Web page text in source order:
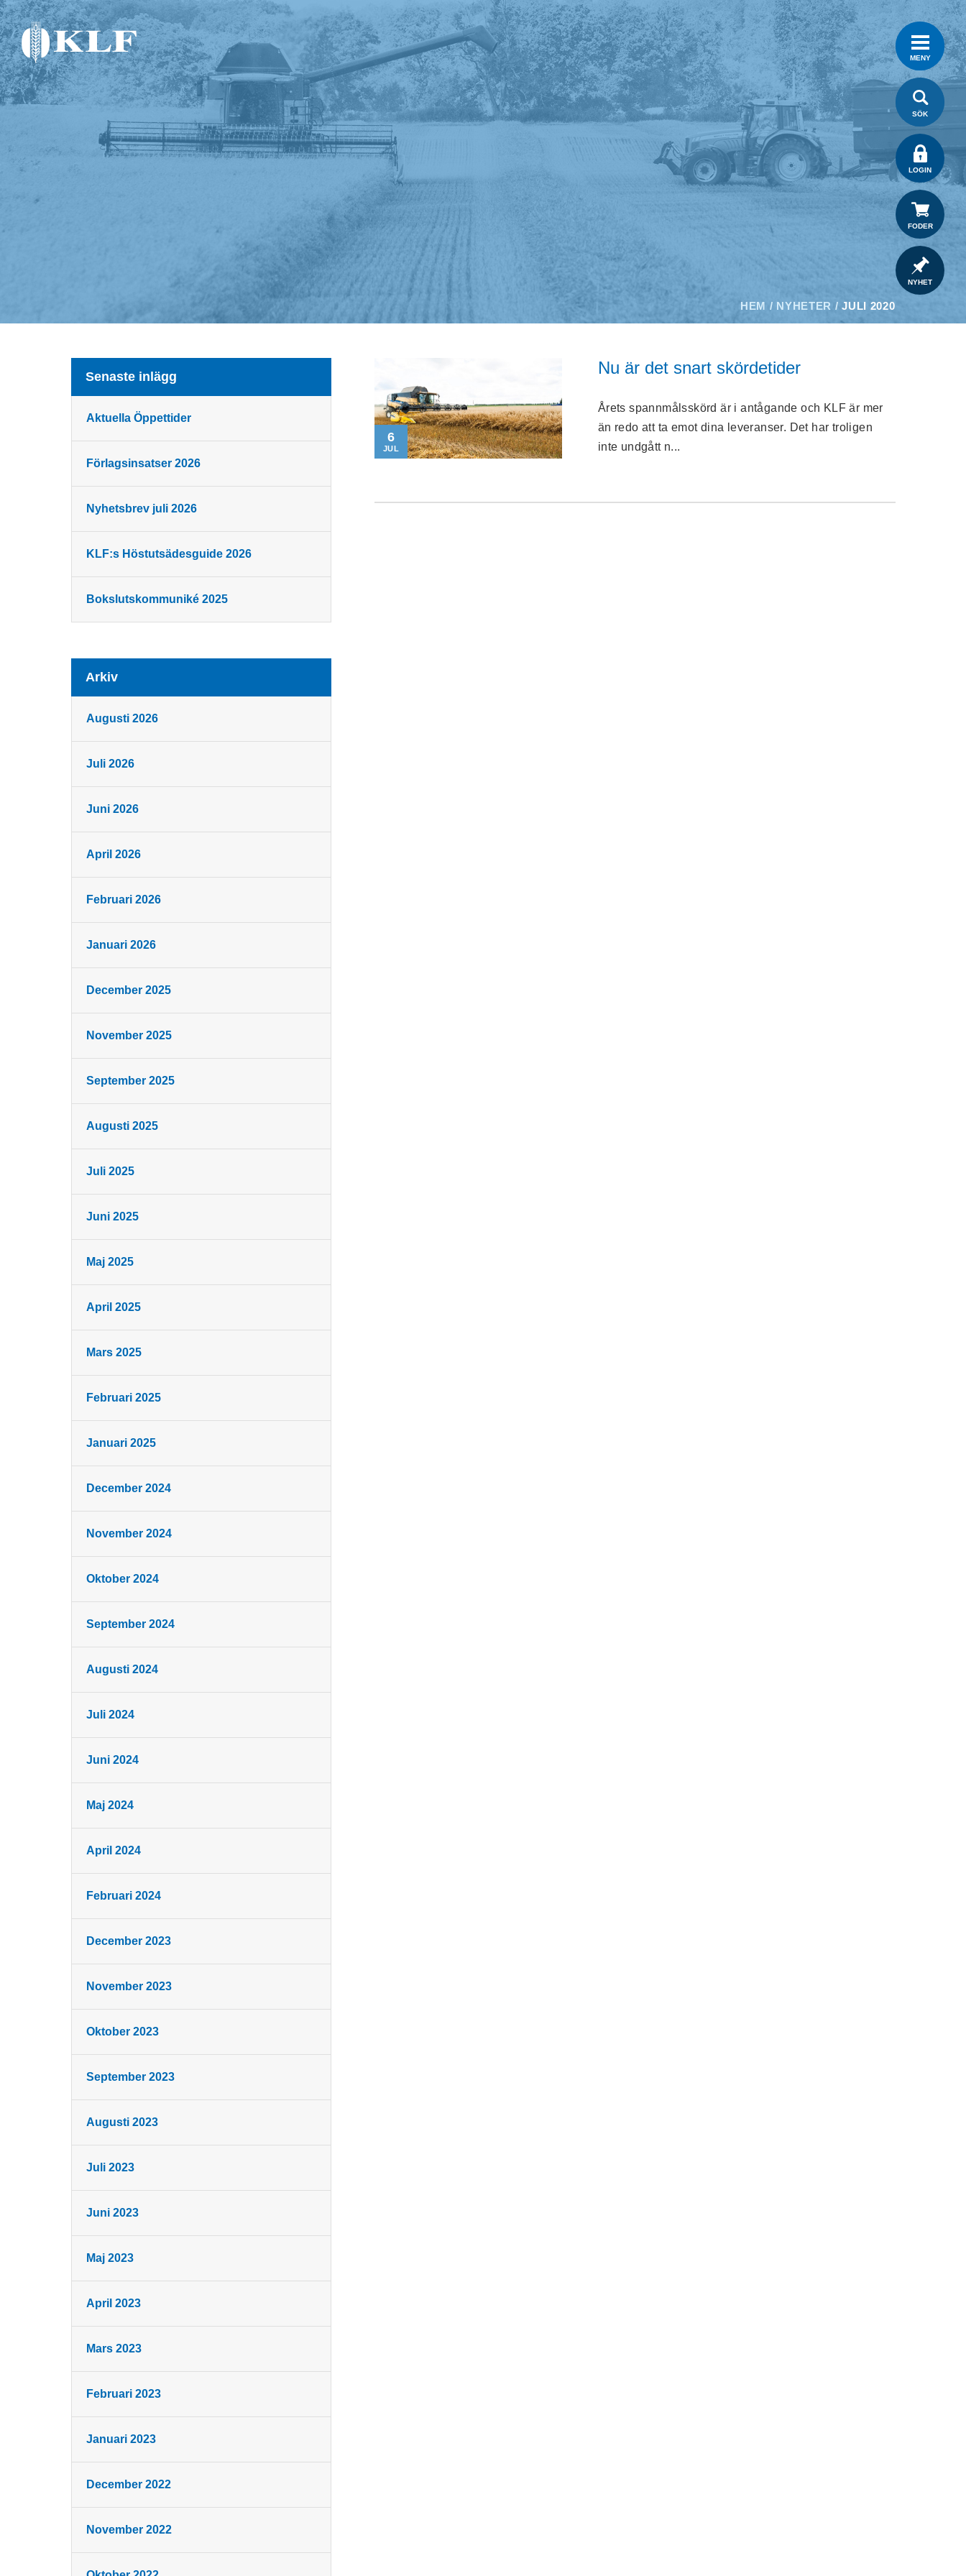
MENY
SÖK
LOGIN
FODER
NYHET
HEM / NYHETER /JULI 2020
6
JUL
Nu är det snart skördetider
Årets spannmålsskörd är i antågande och KLF är mer
än redo att ta emot dina leveranser. Det har troligen
inte undgått n...
Senaste inlägg
Aktuella Öppettider
Förlagsinsatser 2026
Nyhetsbrev juli 2026
KLF:s Höstutsädesguide 2026
Bokslutskommuniké 2025
Arkiv
Augusti 2026
Juli 2026
Juni 2026
April 2026
Februari 2026
Januari 2026
December 2025
November 2025
September 2025
Augusti 2025
Juli 2025
Juni 2025
Maj 2025
April 2025
Mars 2025
Februari 2025
Januari 2025
December 2024
November 2024
Oktober 2024
September 2024
Augusti 2024
Juli 2024
Juni 2024
Maj 2024
April 2024
Februari 2024
December 2023
November 2023
Oktober 2023
September 2023
Augusti 2023
Juli 2023
Juni 2023
Maj 2023
April 2023
Mars 2023
Februari 2023
Januari 2023
December 2022
November 2022